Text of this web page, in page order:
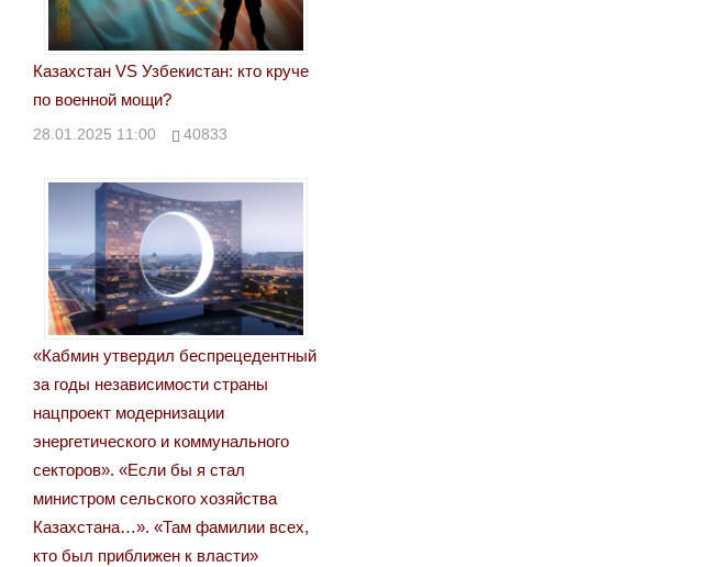
Казахстан VS Узбекистан: кто круче
по военной мощи?
28.01.2025 11:00 40833
«Кабмин утвердил беспрецедентный
за годы независимости страны
нацпроект модернизации
энергетического и коммунального
секторов». «Если бы я стал
министром сельского хозяйства
Казахстана…». «Там фамилии всех,
кто был приближен к власти»